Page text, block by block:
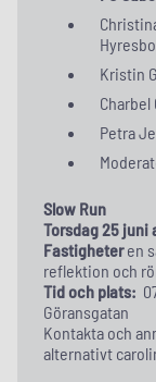
Kristin
Petra
Slow Run
Torsdag 25 juni
Fastigheteren
reflektion och
Tid och plats:
Göransgatan
Kontakta och
alternativt